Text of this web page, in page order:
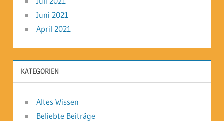
Juni 2021
April 2021
KATEGORIEN
Altes Wissen
Beliebte Beiträge